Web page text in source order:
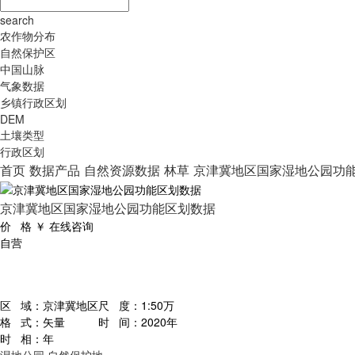
search
农作物分布
自然保护区
中国山脉
气象数据
乡镇行政区划
DEM
土壤类型
行政区划
首页 数据产品 自然资源数据 林草 京津冀地区国家湿地公园功
京津冀地区国家湿地公园功能区划数据
价 格 ￥ 在线咨询
自营
区 域： 京津冀地区尺 度： 1:50万
格 式： 矢量 时 间： 2020年
时 相： 年